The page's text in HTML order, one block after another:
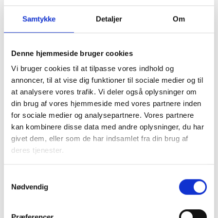
Samtykke Detaljer Om
Denne hjemmeside bruger cookies
Vi bruger cookies til at tilpasse vores indhold og
annoncer, til at vise dig funktioner til sociale medier og til
at analysere vores trafik. Vi deler også oplysninger om
din brug af vores hjemmeside med vores partnere inden
for sociale medier og analysepartnere. Vores partnere
kan kombinere disse data med andre oplysninger, du har
givet dem, eller som de har indsamlet fra din brug af
deres tjenester.
Nødvendig
del af vandforbruget, som stammer fra den
markedsmæssige del af ejendommen. Den resterende del
Man skal være opmærksom på, at den procentandel, som
ejeren i trappetilmeldingen har opgivet som den skønnede
andel af det samlede vandforbrug, som stammende fra
erhverv på markedsmæssige vilkår, også anvendes ved den
endelige afregning. Spildevandsselskabet kan ikke gøre
indsigelser overfor ejendomsejerens skøn.
Med ovennævnte beregningsprincip er det sikret, at
ejendommensamlet set
Fordelingen af den samlede spildevandsregning – og
dermed også rabatten fra trin 2 og 3 - på de enkelte lejere
spildevandsforsyningsselskabet uvedkommende (dog